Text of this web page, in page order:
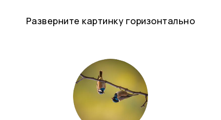
Разверните картинку горизонтально